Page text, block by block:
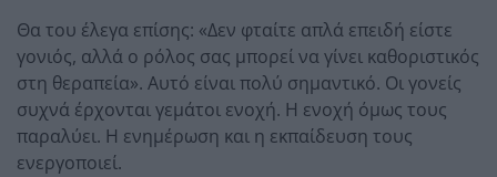
Θα του έλεγα επίσης: «Δεν φταίτε απλά επειδή είστε
γονιός, αλλά ο ρόλος σας μπορεί να γίνει καθοριστικός
στη θεραπεία». Αυτό είναι πολύ σημαντικό. Οι γονείς
συχνά έρχονται γεμάτοι ενοχή. Η ενοχή όμως τους
παραλύει. Η ενημέρωση και η εκπαίδευση τους
ενεργοποιεί.